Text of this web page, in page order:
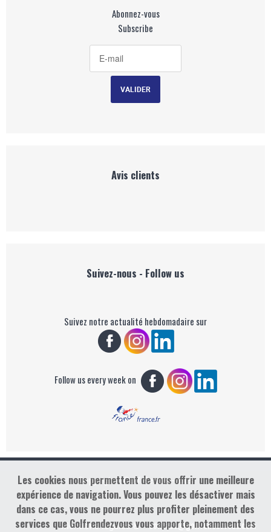
Abonnez-vous
Subscribe
Avis clients
Suivez-nous - Follow us
Suivez notre actualité hebdomadaire sur
Follow us every week on
Copyright : Golf Rendez-vous
Mentions légales & contact@golfrendezvous.com
Les cookies nous permettent de vous offrir une meilleure
expérience de navigation. Vous pouvez les désactiver mais
dans ce cas, vous ne pourrez plus profiter pleinement des
services que Golfrendezvous vous apporte, notamment les